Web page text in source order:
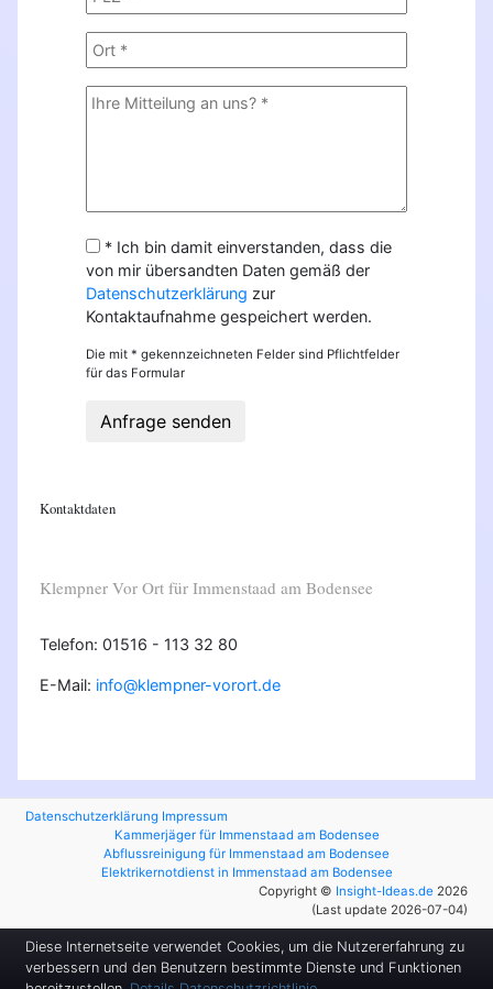
* Ich bin damit einverstanden, dass die
von mir übersandten Daten gemäß der
Datenschutzerklärung zur
Kontaktaufnahme gespeichert werden.
Die mit * gekennzeichneten Felder sind Pflichtfelder
für das Formular
Anfrage senden
Kontaktdaten
Klempner Vor Ort für Immenstaad am Bodensee
Telefon: 01516 - 113 32 80
E-Mail: info@klempner-vorort.de
Datenschutzerklärung Impressum
Kammerjäger für Immenstaad am Bodensee
Abflussreinigung für Immenstaad am Bodensee
Elektrikernotdienst in Immenstaad am Bodensee
Copyright © Insight-Ideas.de 2026
(Last update 2026-07-04)
Diese Internetseite verwendet Cookies, um die Nutzererfahrung zu
verbessern und den Benutzern bestimmte Dienste und Funktionen